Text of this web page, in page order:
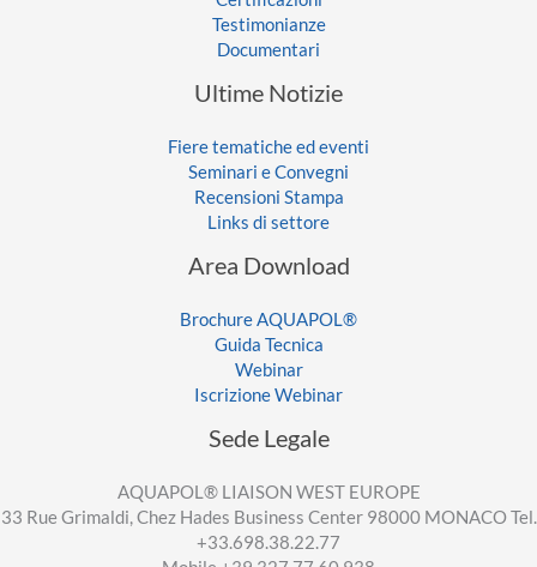
Testimonianze
Documentari
Ultime Notizie
Fiere tematiche ed eventi
Seminari e Convegni
Recensioni Stampa
Links di settore
Area Download
Brochure AQUAPOL®
Guida Tecnica
Webinar
Iscrizione Webinar
Sede Legale
AQUAPOL® LIAISON WEST EUROPE
33 Rue Grimaldi, Chez Hades Business Center 98000 MONACO Tel.
+33.698.38.22.77